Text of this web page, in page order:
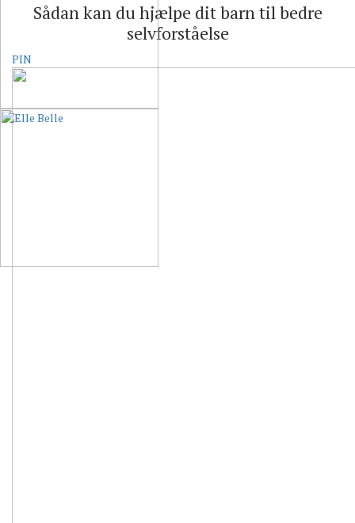
Sådan kan du hjælpe dit barn til bedre
selvforståelse
PIN